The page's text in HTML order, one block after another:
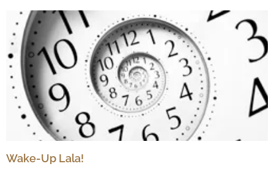
Wake-Up Lala!